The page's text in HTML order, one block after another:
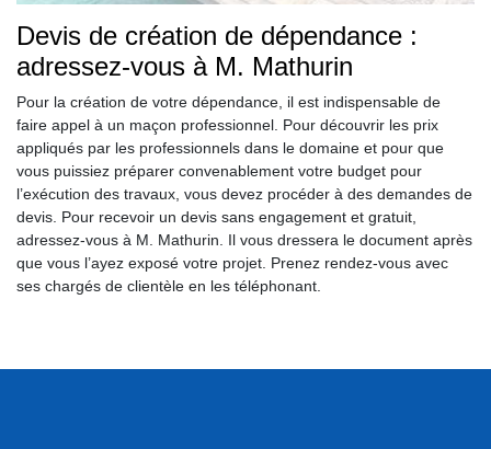
Devis de création de dépendance :
adressez-vous à M. Mathurin
Pour la création de votre dépendance, il est indispensable de
faire appel à un maçon professionnel. Pour découvrir les prix
appliqués par les professionnels dans le domaine et pour que
vous puissiez préparer convenablement votre budget pour
l’exécution des travaux, vous devez procéder à des demandes de
devis. Pour recevoir un devis sans engagement et gratuit,
adressez-vous à M. Mathurin. Il vous dressera le document après
que vous l’ayez exposé votre projet. Prenez rendez-vous avec
ses chargés de clientèle en les téléphonant.